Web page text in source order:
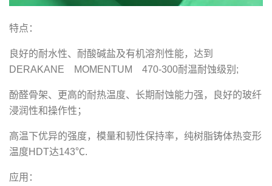
特点：
良好的耐水性、耐酸碱盐及有机溶剂性能，达到
DERAKANE MOMENTUM 470-300耐温耐蚀级别;
酚醛骨架、更高的耐热温度、长期耐蚀能力强，良好的玻纤
浸润性和操作性；
高温下优异的强度，模量和韧性保持率，纯树脂铸体热变形
温度HDT达143℃.
应用：